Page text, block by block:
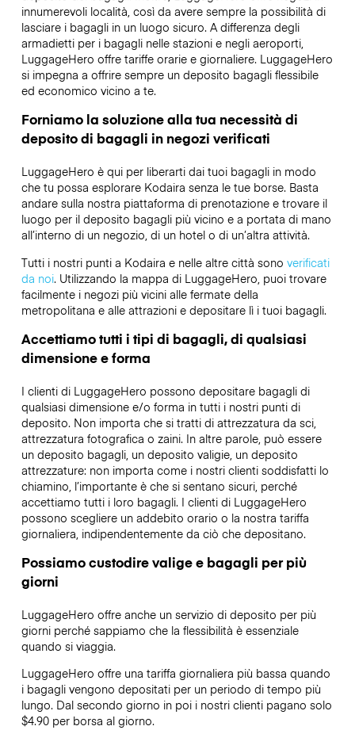
innumerevoli località, così da avere sempre la possibilità di
lasciare i bagagli in un luogo sicuro. A differenza degli
armadietti per i bagagli nelle stazioni e negli aeroporti,
LuggageHero offre tariffe orarie e giornaliere. LuggageHero
si impegna a offrire sempre un deposito bagagli flessibile
ed economico vicino a te.
Forniamo la soluzione alla tua necessità di
deposito di bagagli in negozi verificati
LuggageHero è qui per liberarti dai tuoi bagagli in modo
che tu possa esplorare Kodaira senza le tue borse. Basta
andare sulla nostra piattaforma di prenotazione e trovare il
luogo per il deposito bagagli più vicino e a portata di mano
all’interno di un negozio, di un hotel o di un’altra attività.
Tutti i nostri punti a Kodaira e nelle altre città sono verificati
da noi. Utilizzando la mappa di LuggageHero, puoi trovare
facilmente i negozi più vicini alle fermate della
metropolitana e alle attrazioni e depositare lì i tuoi bagagli.
Accettiamo tutti i tipi di bagagli, di qualsiasi
dimensione e forma
I clienti di LuggageHero possono depositare bagagli di
qualsiasi dimensione e/o forma in tutti i nostri punti di
deposito. Non importa che si tratti di attrezzatura da sci,
attrezzatura fotografica o zaini. In altre parole, può essere
un deposito bagagli, un deposito valigie, un deposito
attrezzature: non importa come i nostri clienti soddisfatti lo
chiamino, l’importante è che si sentano sicuri, perché
accettiamo tutti i loro bagagli. I clienti di LuggageHero
possono scegliere un addebito orario o la nostra tariffa
giornaliera, indipendentemente da ciò che depositano.
Possiamo custodire valige e bagagli per più
giorni
LuggageHero offre anche un servizio di deposito per più
giorni perché sappiamo che la flessibilità è essenziale
quando si viaggia.
LuggageHero offre una tariffa giornaliera più bassa quando
i bagagli vengono depositati per un periodo di tempo più
lungo. Dal secondo giorno in poi i nostri clienti pagano solo
$4.90 per borsa al giorno.